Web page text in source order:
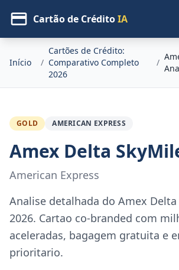
Cartão de CréditoIA
Início /
Cartões de Crédito:
Comparativo Completo
2026
/
GOLD AMERICAN EXPRESS
Amex Delta
American Express
Analise detalhada do Amex Delta
2026. Cartao co-branded com
aceleradas, bagagem gratuita e
prioritario.